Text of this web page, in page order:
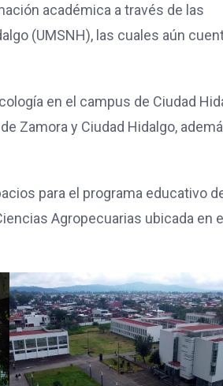
académica a través de las
(UMSNH), las cuales aún
en el campus de Ciudad
Zamora y Ciudad Hidalgo,
para el programa educativo
Agropecuarias ubicada en